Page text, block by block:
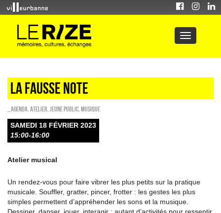
La fausse note
_Agenda Atelier Jeune public Musique
SAMEDI 18 FÉVRIER 2023
15:00-16:00
Atelier musical
Un rendez-vous pour faire vibrer les plus petits sur la pratique
musicale. Souffler, gratter, pincer, frotter : les gestes les plus
simples permettent d’appréhender les sons et la musique.